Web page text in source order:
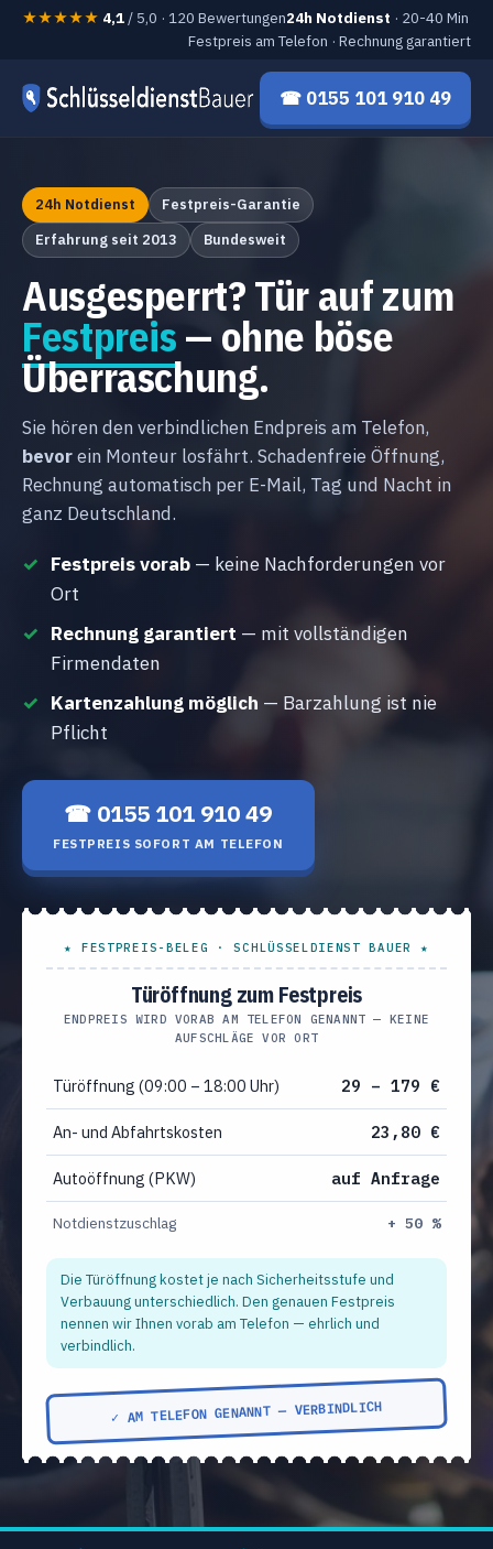
★★★★★ 4,1/ 5,0 · 120 Bewertungen24h Notdienst · 20-40 Min
Festpreis am Telefon · Rechnung garantiert
☎ 0155 101 910 49
24h Notdienst
Festpreis-Garantie
Erfahrung seit 2013
Bundesweit
Ausgesperrt? Tür auf zum
Festpreis— ohne böse
Überraschung.
Sie hören den verbindlichen Endpreis am Telefon,
bevorein Monteur losfährt. Schadenfreie Öffnung,
Rechnung automatisch per E-Mail, Tag und Nacht in
ganz Deutschland.
Festpreis vorab — keine Nachforderungen vor
Ort
Rechnung garantiert — mit vollständigen
Firmendaten
Kartenzahlung möglich — Barzahlung ist nie
Pflicht
☎ 0155 101 910 49
FESTPREIS SOFORT AM TELEFON
★ FESTPREIS-BELEG · SCHLÜSSELDIENST BAUER ★
Türöffnung zum Festpreis
ENDPREIS WIRD VORAB AM TELEFON GENANNT — KEINE
AUFSCHLÄGE VOR ORT
Türöffnung (09:00 – 18:00 Uhr) 29 – 179 €
An- und Abfahrtskosten 23,80 €
Autoöffnung (PKW) auf Anfrage
Notdienstzuschlag + 50 %
Die Türöffnung kostet je nach Sicherheitsstufe und
Verbauung unterschiedlich. Den genauen Festpreis
nennen wir Ihnen vorab am Telefon — ehrlich und
verbindlich.
✓ AM TELEFON GENANNT — VERBINDLICH